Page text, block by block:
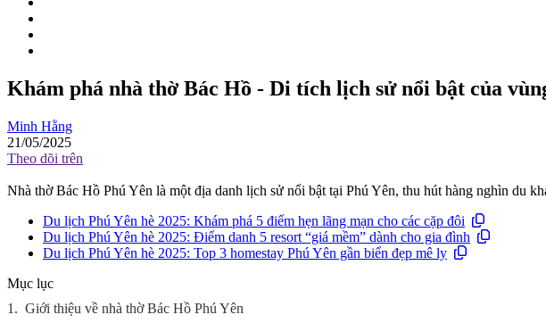
Khám phá nhà thờ Bác Hồ - Di tích lịch sử nổi bật của
Minh Hằng
21/05/2025
Theo dõi trên
Nhà thờ Bác Hồ Phú Yên là một địa danh lịch sử nổi bật tại Phú Yên, thu hút hàng nghìn du
Du lịch Phú Yên hè 2025: Khám phá 5 điểm hẹn lãng mạn cho các cặp đôi
Du lịch Phú Yên hè 2025: Điểm danh 5 resort “giá mềm” dành cho gia đình
Du lịch Phú Yên hè 2025: Top 3 homestay Phú Yên gần biển đẹp mê ly
Mục lục
1. Giới thiệu về nhà thờ Bác Hồ Phú Yên